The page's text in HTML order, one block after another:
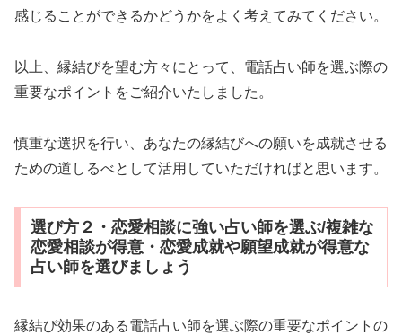
感じることができるかどうかをよく考えてみてください。
以上、縁結びを望む方々にとって、電話占い師を選ぶ際の
重要なポイントをご紹介いたしました。
慎重な選択を行い、あなたの縁結びへの願いを成就させる
ための道しるべとして活用していただければと思います。
選び方２・恋愛相談に強い占い師を選ぶ/複雑な
恋愛相談が得意・恋愛成就や願望成就が得意な
占い師を選びましょう
縁結び効果のある電話占い師を選ぶ際の重要なポイントの